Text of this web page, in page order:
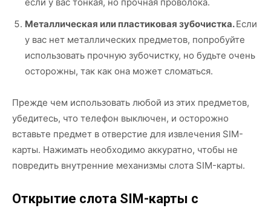
Металлическая или пластиковая зубочистка.Если
у вас нет металлических предметов, попробуйте
использовать прочную зубочистку, но будьте очень
осторожны, так как она может сломаться.
Прежде чем использовать любой из этих предметов,
убедитесь, что телефон выключен, и осторожно
вставьте предмет в отверстие для извлечения SIM-
карты. Нажимать необходимо аккуратно, чтобы не
повредить внутренние механизмы слота SIM-карты.
Открытие слота SIM-карты с